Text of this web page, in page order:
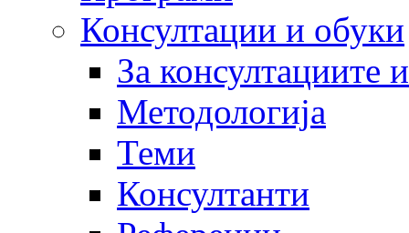
Консултации и обуки
За консултациите
Методологија
Теми
Консултанти